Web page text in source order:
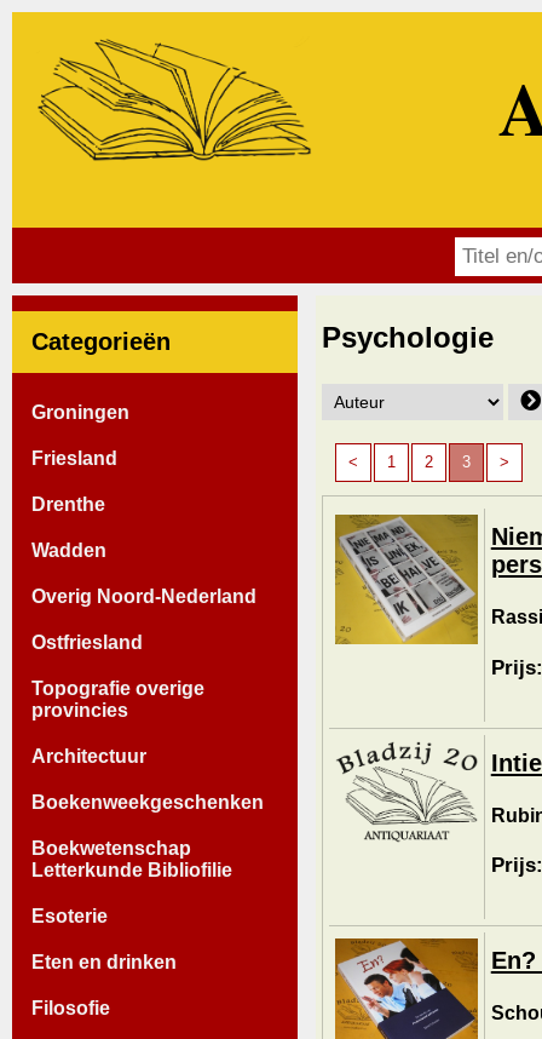
Categorieën
Groningen
Friesland
Drenthe
Wadden
Overig Noord-Nederland
Ostfriesland
Topografie overige
provincies
Architectuur
Boekenweekgeschenken
Boekwetenschap
Letterkunde Bibliofilie
Esoterie
Eten en drinken
Filosofie
Psychologie
< 1 2 3 >